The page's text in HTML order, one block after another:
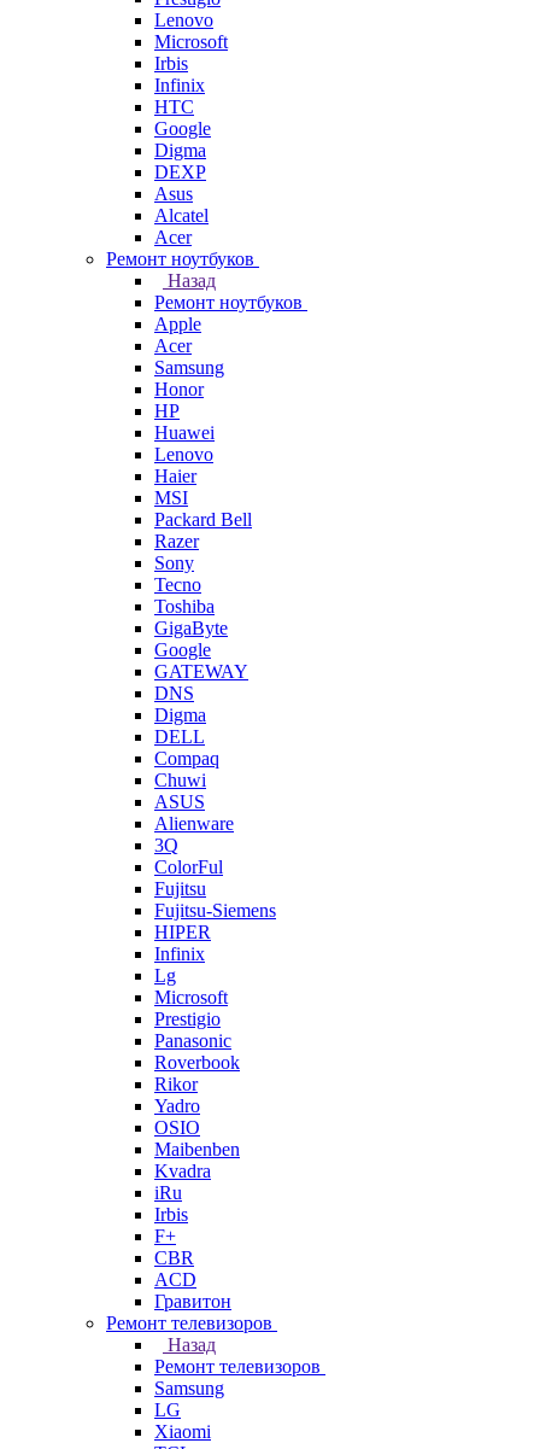
Lenovo
Microsoft
Irbis
Infinix
HTC
Google
Digma
DEXP
Asus
Alcatel
Acer
Ремонт ноутбуков
Назад
Ремонт ноутбуков
Apple
Acer
Samsung
Honor
HP
Huawei
Lenovo
Haier
MSI
Packard Bell
Razer
Sony
Tecno
Toshiba
GigaByte
Google
GATEWAY
DNS
Digma
DELL
Compaq
Chuwi
ASUS
Alienware
3Q
ColorFul
Fujitsu
Fujitsu-Siemens
HIPER
Infinix
Lg
Microsoft
Prestigio
Panasonic
Roverbook
Rikor
Yadro
OSIO
Maibenben
Kvadra
iRu
Irbis
F+
CBR
ACD
Гравитон
Ремонт телевизоров
Назад
Ремонт телевизоров
Samsung
LG
Xiaomi